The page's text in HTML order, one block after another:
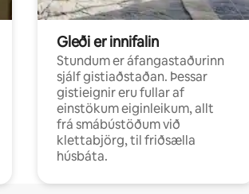
Gleði er innifalin
Stundum er áfangastaðurinn
sjálf gistiaðstaðan. Þessar
gistieignir eru fullar af
einstökum eiginleikum, allt
frá smábústöðum við
klettabjörg, til friðsælla
húsbáta.